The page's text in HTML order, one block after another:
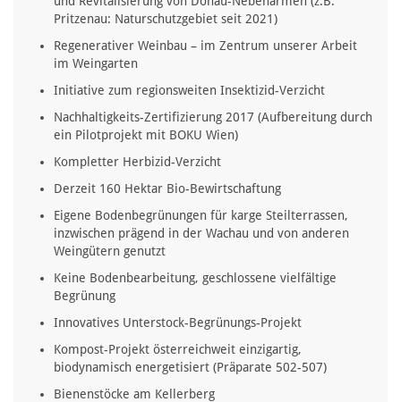
Pritzenau: Naturschutzgebiet seit 2021)
Regenerativer Weinbau – im Zentrum unserer Arbeit
im Weingarten
Initiative zum regionsweiten Insektizid-Verzicht
Nachhaltigkeits-Zertifizierung 2017 (Aufbereitung durch
ein Pilotprojekt mit BOKU Wien)
Kompletter Herbizid-Verzicht
Derzeit 160 Hektar Bio-Bewirtschaftung
Eigene Bodenbegrünungen für karge Steilterrassen,
inzwischen prägend in der Wachau und von anderen
Weingütern genutzt
Keine Bodenbearbeitung, geschlossene vielfältige
Begrünung
Innovatives Unterstock-Begrünungs-Projekt
Kompost-Projekt österreichweit einzigartig,
biodynamisch energetisiert (Präparate 502-507)
Bienenstöcke am Kellerberg